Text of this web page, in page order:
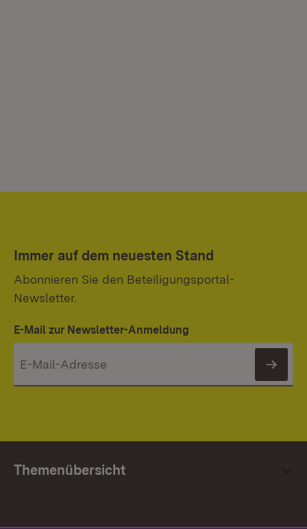
Immer auf dem neuesten Stand
Abonnieren Sie den Beteiligungsportal-
Newsletter.
E-Mail zur Newsletter-Anmeldung
Themenübersicht